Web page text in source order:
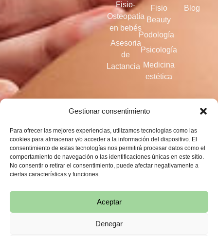
Gestionar consentimiento
Para ofrecer las mejores experiencias, utilizamos tecnologías como las
cookies para almacenar y/o acceder a la información del dispositivo. El
consentimiento de estas tecnologías nos permitirá procesar datos como el
comportamiento de navegación o las identificaciones únicas en este sitio.
No consentir o retirar el consentimiento, puede afectar negativamente a
ciertas características y funciones.
Aceptar
Denegar
Fisio-
Osteopatía
en bebés
Asesoria
de
Lactancia
Fisio
Beauty
Podología
Psicología
Medicina
estética
Blog
688 750 453
GRAN VÍA
FERNANDO EL
CATÓLICO 44